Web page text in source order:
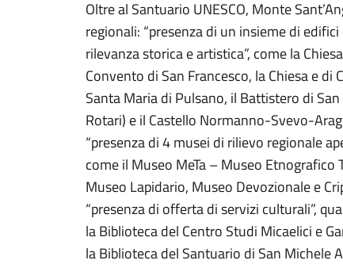
Oltre al Santuario UNESCO, Monte
regionali: “presenza di un insieme di
rilevanza storica e artistica”, come la
Convento di San Francesco, la Chiesa e di
Santa Maria di Pulsano, il Battistero di
Rotari) e il Castello Normanno-Svevo-
“presenza di 4 musei di rilievo regionale
come il Museo MeTa – Museo Etnografico
Museo Lapidario, Museo Devozionale e
“presenza di offerta di servizi culturali”,
la Biblioteca del Centro Studi Micaelici e
la Biblioteca del Santuario di San Michele